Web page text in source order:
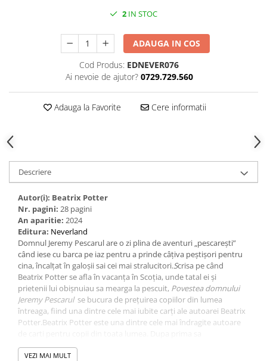
2 IN STOC
ADAUGA IN COS
Cod Produs: EDNEVER076
Ai nevoie de ajutor? 0729.729.560
Adauga la Favorite Cere informatii
Descriere
Autor(i): Beatrix Potter
Nr. pagini: 28 pagini
An aparitie: 2024
Editura: Neverland
Domnul Jeremy Pescarul are o zi plina de aventuri „pescarești”
când iese cu barca pe iaz pentru a prinde câțiva peștișori pentru
cina, încalțat în galoșii sai cei mai stralucitori.Scrisa pe când
Beatrix Potter se afla în vacanța în Scoția, unde tatal ei și
prietenii lui obișnuiau sa mearga la pescuit, Povestea domnului
Jeremy Pescarulse bucura de prețuirea copiilor din lumea
întreaga, fiind una dintre cele mai iubite carți ale autoarei Beatrix
Potter.Beatrix Potter este una dintre cele mai îndragite autoare
carte,Povestea lui Peter Iepurasul
anul 1902, Beatrix Potter a continuat sa scrie povesti construite în
VEZI MAI MULT